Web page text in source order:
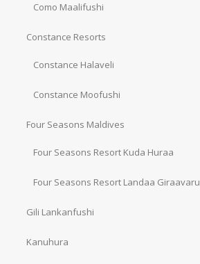
Como Maalifushi
Constance Resorts
Constance Halaveli
Constance Moofushi
Four Seasons Maldives
Four Seasons Resort Kuda Huraa
Four Seasons Resort Landaa Giraavaru
Gili Lankanfushi
Kanuhura